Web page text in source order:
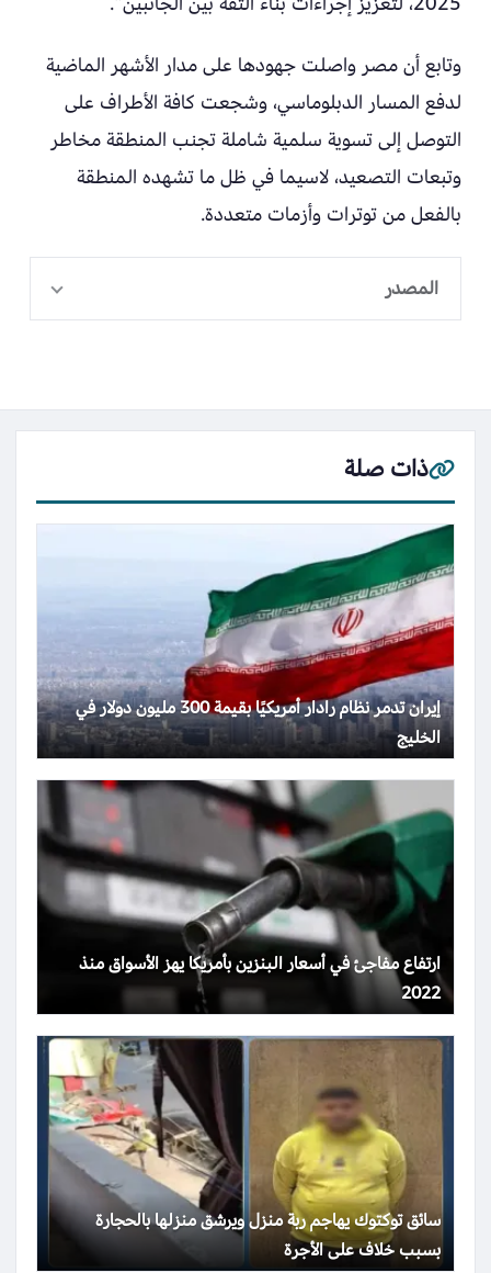
وتابع أن مصر واصلت جهودها على مدار الأشهر الماضية
لدفع المسار الدبلوماسي، وشجعت كافة الأطراف على
التوصل إلى تسوية سلمية شاملة تجنب المنطقة مخاطر
وتبعات التصعيد، لاسيما في ظل ما تشهده المنطقة
بالفعل من توترات وأزمات متعددة.
المصدر
ذات صلة
إيران تدمر نظام رادار أمريكيًا بقيمة 300 مليون دولار في
الخليج
ارتفاع مفاجئ في أسعار البنزين بأمريكا يهز الأسواق منذ
2022
سائق توكتوك يهاجم ربة منزل ويرشق منزلها بالحجارة
بسبب خلاف على الأجرة